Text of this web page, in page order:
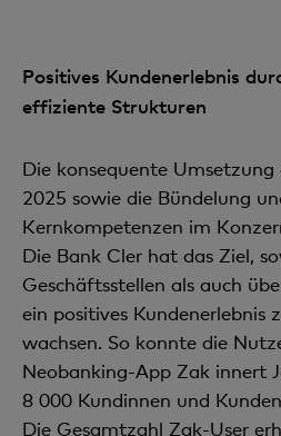
Positives Kundenerlebnis
effiziente Strukturen
Die konsequente
2025 sowie die Bündelung
Kernkompetenzen im
Die Bank Cler hat das Ziel,
Geschäftsstellen als auch
ein positives Kundenerlebnis
wachsen. So konnte die
Neobanking-App Zak innert
8 000 Kundinnen und
Die Gesamtzahl Zak-User